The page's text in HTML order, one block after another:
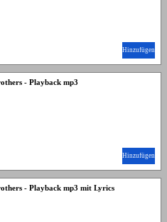
Hinzufügen
- Playback mp3
Hinzufügen
- Playback mp3 mit Lyrics